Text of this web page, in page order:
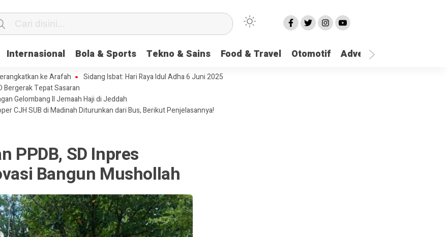
Internasional Bola & Sports Tekno & Sains Food & Travel Otomotif Advetorial
ke Arafah
Sidang Isbat: Hari Raya Idul Adha 6 Juni 2025
Bergerak Tepat Sasaran
Gelombang II Jemaah Haji di Jeddah
CJH SUB di Madinah Diturunkan dari Bus, Berikut Penjelasannya!
PPDB, SD Inpres
Bangun Mushollah